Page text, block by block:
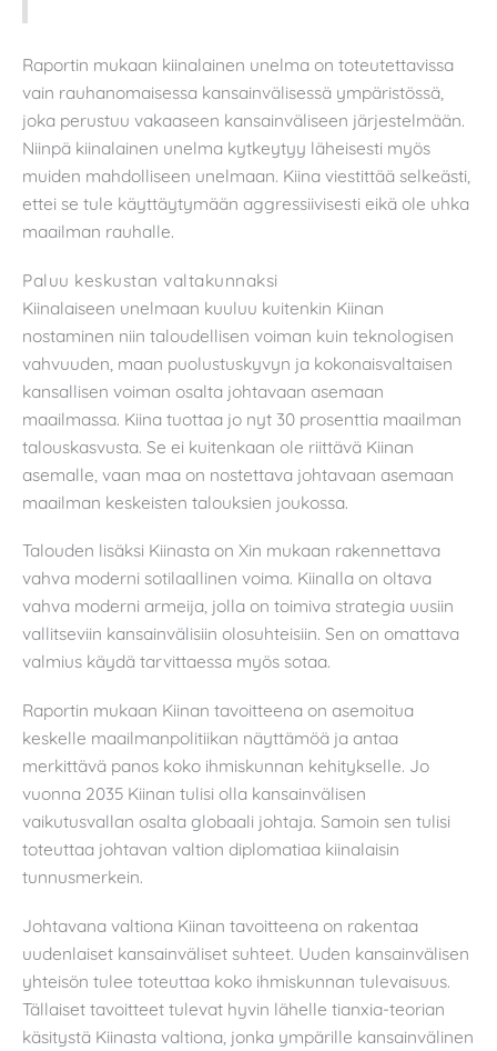
Raportin mukaan kiinalainen unelma on toteutettavissa
vain rauhanomaisessa kansainvälisessä ympäristössä,
joka perustuu vakaaseen kansainväliseen järjestelmään.
Niinpä kiinalainen unelma kytkeytyy läheisesti myös
muiden mahdolliseen unelmaan. Kiina viestittää selkeästi,
ettei se tule käyttäytymään aggressiivisesti eikä ole uhka
maailman rauhalle.
Paluu keskustan valtakunnaksi
Kiinalaiseen unelmaan kuuluu kuitenkin Kiinan
nostaminen niin taloudellisen voiman kuin teknologisen
vahvuuden, maan puolustuskyvyn ja kokonaisvaltaisen
kansallisen voiman osalta johtavaan asemaan
maailmassa. Kiina tuottaa jo nyt 30 prosenttia maailman
talouskasvusta. Se ei kuitenkaan ole riittävä Kiinan
asemalle, vaan maa on nostettava johtavaan asemaan
maailman keskeisten talouksien joukossa.
Talouden lisäksi Kiinasta on Xin mukaan rakennettava
vahva moderni sotilaallinen voima. Kiinalla on oltava
vahva moderni armeija, jolla on toimiva strategia uusiin
vallitseviin kansainvälisiin olosuhteisiin. Sen on omattava
valmius käydä tarvittaessa myös sotaa.
Raportin mukaan Kiinan tavoitteena on asemoitua
keskelle maailmanpolitiikan näyttämöä ja antaa
merkittävä panos koko ihmiskunnan kehitykselle. Jo
vuonna 2035 Kiinan tulisi olla kansainvälisen
vaikutusvallan osalta globaali johtaja. Samoin sen tulisi
toteuttaa johtavan valtion diplomatiaa kiinalaisin
tunnusmerkein.
Johtavana valtiona Kiinan tavoitteena on rakentaa
uudenlaiset kansainväliset suhteet. Uuden kansainvälisen
yhteisön tulee toteuttaa koko ihmiskunnan tulevaisuus.
Tällaiset tavoitteet tulevat hyvin lähelle tianxia-teorian
käsitystä Kiinasta valtiona, jonka ympärille kansainvälinen